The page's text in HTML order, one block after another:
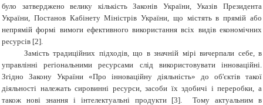
було затверджено велику кількість Законів України, Указів Президента
України, Постанов Кабінету Міністрів України, що містять в прямій або
непрямій формі вимоги ефективного використання всіх видів економічних
ресурсів [2].
Замість традиційних підходів, що в значній мірі вичерпали себе, в
управлінні регіональними ресурсами слід використовувати інноваційні.
Згідно Закону України «Про інноваційну діяльність» до об'єктів такої
діяльності належать сировинні ресурси, засоби їх здобичі і переробки, а
також нові знання і інтелектуальні продукти [3]. Тому актуальним в